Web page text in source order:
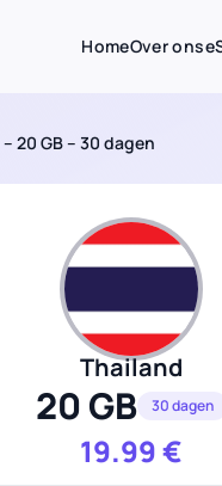
HomeOver ons
20 GB – 30 dagen
Thailand
20 GB 30 dagen
19.99€